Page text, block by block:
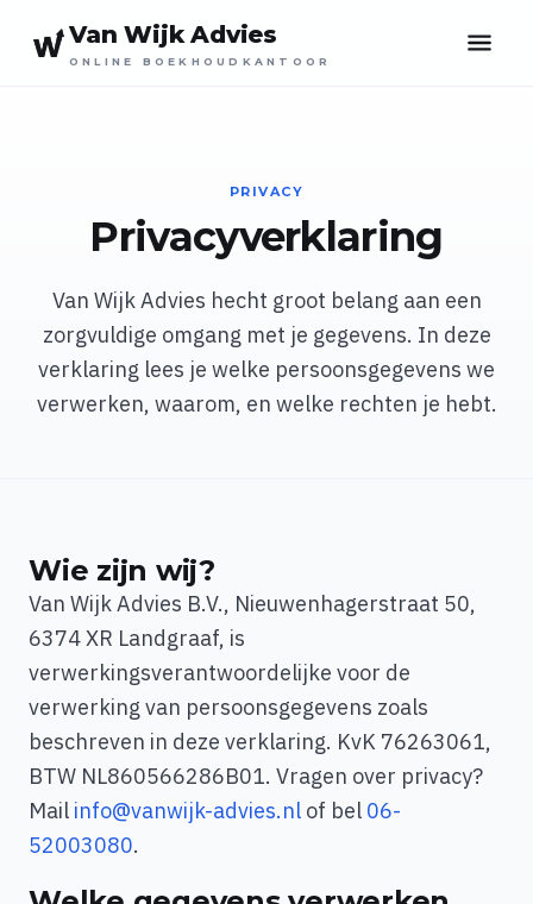
Van Wijk Advies
ONLINE BOEKHOUDKANTOOR
PRIVACY
Privacyverklaring
Van Wijk Advies hecht groot belang aan een
zorgvuldige omgang met je gegevens. In deze
verklaring lees je welke persoonsgegevens we
verwerken, waarom, en welke rechten je hebt.
Wie zijn wij?
Van Wijk Advies B.V., Nieuwenhagerstraat 50,
6374 XR Landgraaf, is
verwerkingsverantwoordelijke voor de
verwerking van persoonsgegevens zoals
beschreven in deze verklaring. KvK 76263061,
BTW NL860566286B01. Vragen over privacy?
Mail info@vanwijk-advies.nl of bel 06-
52003080.